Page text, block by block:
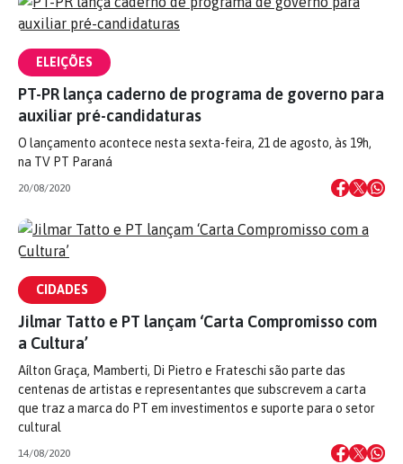
ELEIÇÕES
PT-PR lança caderno de programa de governo para
auxiliar pré-candidaturas
O lançamento acontece nesta sexta-feira, 21 de agosto, às 19h,
na TV PT Paraná
20/08/2020
CIDADES
Jilmar Tatto e PT lançam ‘Carta Compromisso com
a Cultura’
Aílton Graça, Mamberti, Di Pietro e Frateschi são parte das
centenas de artistas e representantes que subscrevem a carta
que traz a marca do PT em investimentos e suporte para o setor
cultural
14/08/2020